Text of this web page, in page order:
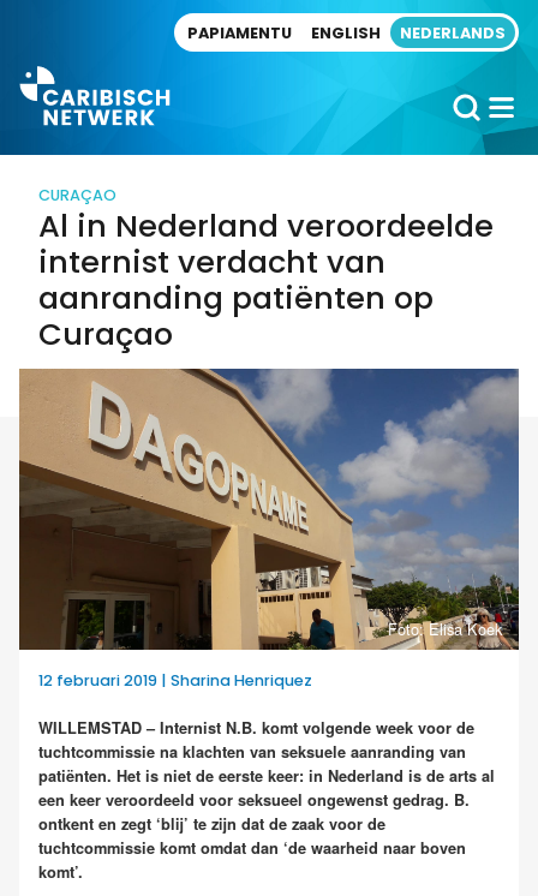
PAPIAMENTU ENGLISH NEDERLANDS
CURAÇAO
Al in Nederland veroordeelde
internist verdacht van
aanranding patiënten op
Curaçao
Foto: Elisa Koek
12 februari 2019 | Sharina Henriquez
WILLEMSTAD – Internist N.B. komt volgende week voor de
tuchtcommissie na klachten van seksuele aanranding van
patiënten. Het is niet de eerste keer: in Nederland is de arts al
een keer veroordeeld voor seksueel ongewenst gedrag. B.
ontkent en zegt ‘blij’ te zijn dat de zaak voor de
tuchtcommissie komt omdat dan ‘de waarheid naar boven
komt’.